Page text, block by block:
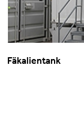
Fäkalientank